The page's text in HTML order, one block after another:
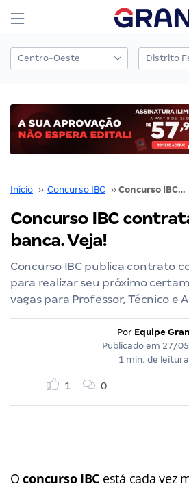
Início ›› Concurso IBC ›› Concurso IBC contrata AOCP como banca. Veja!
Concurso IBC
banca. Veja!
Concurso IBC publica contrato
para realizar seu próximo
vagas para Professor, Técnico e
Por Equipe Gran
Publicado em 27/
1 min. de leitura
1 0
Oconcurso IBC está cada vez